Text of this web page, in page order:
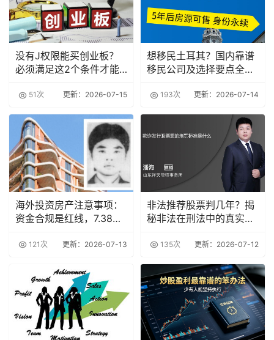
没有J权限能买创业板？
必须满足这2个条件才能
51次 更新：2026-07-15
想移民土耳其？国内靠谱
移民公司及选择要点全在
193次 更新：2026-07-14
海外投资房产注意事项：
资金合规是红线，7.38亿
121次 更新：2026-07-13
非法推荐股票判几年？揭
秘非法在刑法中的真实含
135次 更新：2026-07-12